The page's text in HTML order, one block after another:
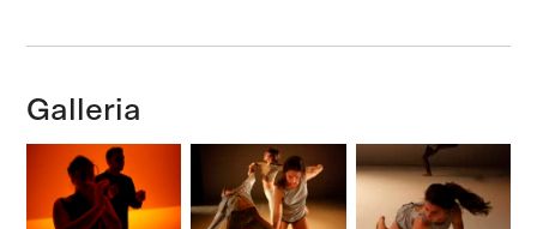
Galleria